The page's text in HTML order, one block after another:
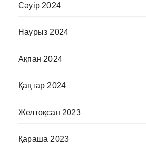
Сәуір 2024
Наурыз 2024
Ақпан 2024
Қаңтар 2024
Желтоқсан 2023
Қараша 2023